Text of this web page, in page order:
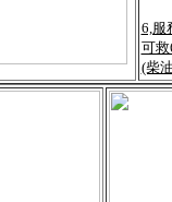
6,服
可
(柴